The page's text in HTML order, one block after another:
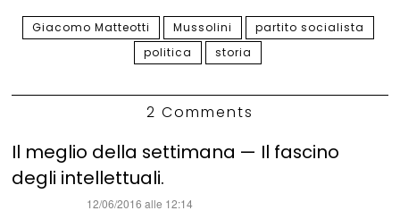
Giacomo Matteotti Mussolini
partito socialista
politica
storia
2 Comments
Il meglio della settimana — Il fascino
degli intellettuali.
12/06/2016 alle 12:14